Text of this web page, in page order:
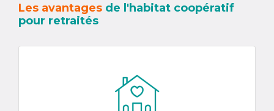
Les avantages de l'habitat coopératif
pour retraités